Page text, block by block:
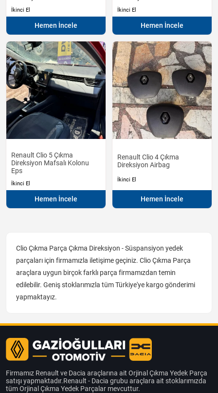
İkinci El
Hemen İncele
İkinci El
Hemen İncele
Renault Clio 5 Çıkma
Direksiyon Mafsalı Kolonu
Eps
İkinci El
Hemen İncele
Renault Clio 4 Çıkma
Direksiyon Airbag
İkinci El
Hemen İncele
Clio Çıkma Parça Çıkma Direksiyon - Süspansiyon yedek
parçaları için firmamızla iletişime geçiniz. Clio Çıkma Parça
araçlara uygun birçok farklı parça firmamızdan temin
edilebilir. Geniş stoklarımızla tüm Türkiye'ye kargo gönderimi
yapmaktayız.
Firmamız Renault ve Dacia araçlarına ait Orjinal Çıkma Yedek Parça
satışı yapmaktadır.Renault - Dacia grubu araçlara ait stoklarımızda
tüm Orjinal Çıkma Yedek Parçalar mevcuttur.